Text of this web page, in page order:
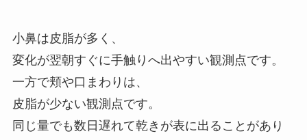
小鼻は皮脂が多く、
変化が翌朝すぐに手触りへ出やすい観測点です。
一方で頬や口まわりは、
皮脂が少ない観測点です。
同じ量でも数日遅れて乾きが表に出ることがあり